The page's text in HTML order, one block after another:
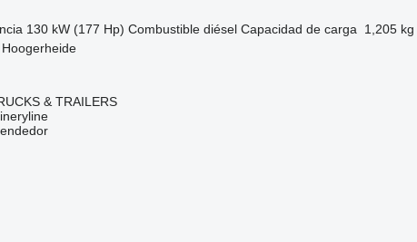
130 kW (177 Hp) Combustible diésel Capacidad de carga 1,205 kg
& TRAILERS